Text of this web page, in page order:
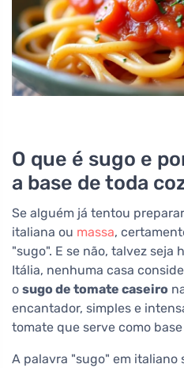
O que é sugo e
a base de toda
Se alguém já tentou
italiana ou massa,
"sugo". E se não, talvez seja
Itália, nenhuma casa
o sugo de tomate caseiro
encantador, simples e
tomate que serve como
A palavra "sugo" em